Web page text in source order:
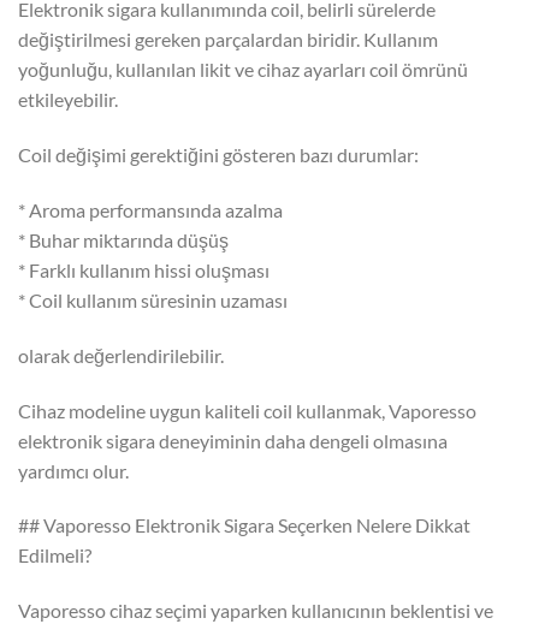
Elektronik sigara kullanımında coil, belirli sürelerde
değiştirilmesi gereken parçalardan biridir. Kullanım
yoğunluğu, kullanılan likit ve cihaz ayarları coil ömrünü
etkileyebilir.
Coil değişimi gerektiğini gösteren bazı durumlar:
* Aroma performansında azalma
* Buhar miktarında düşüş
* Farklı kullanım hissi oluşması
* Coil kullanım süresinin uzaması
olarak değerlendirilebilir.
Cihaz modeline uygun kaliteli coil kullanmak, Vaporesso
elektronik sigara deneyiminin daha dengeli olmasına
yardımcı olur.
## Vaporesso Elektronik Sigara Seçerken Nelere Dikkat
Edilmeli?
Vaporesso cihaz seçimi yaparken kullanıcının beklentisi ve